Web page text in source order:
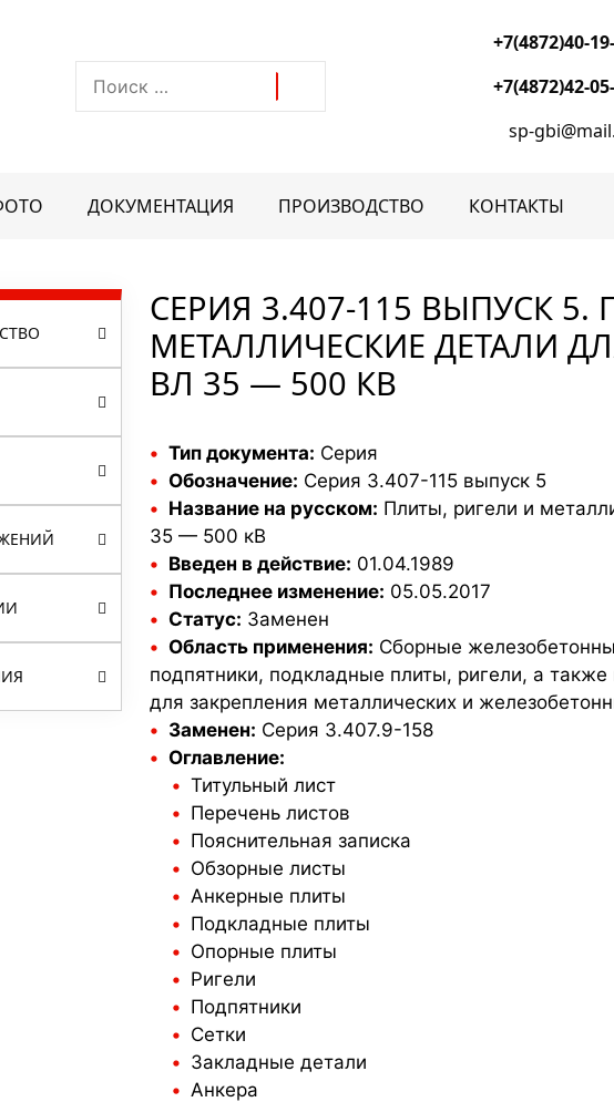
+7(4872)40-
+7(4872)42-
sp-
ДОКУМЕНТАЦИЯ ПРОИЗВОДСТВО КОНТАКТЫ
СЕРИЯ 3.407-115 ВЫПУСК
МЕТАЛЛИЧЕСКИЕ ДЕТАЛИ
ВЛ 35 — 500 КВ
Тип документа: Серия
Обозначение: Серия 3.407-115 выпуск 5
Название на русском: Плиты, ригели и
35 — 500 кВ
Введен в действие: 01.04.1989
Последнее изменение: 05.05.2017
Статус: Заменен
Область применения: Сборные
подпятники, подкладные плиты, ригели, а
для закрепления металлических и
Заменен: Серия 3.407.9-158
Оглавление:
Титульный лист
Перечень листов
Пояснительная записка
Обзорные листы
Анкерные плиты
Подкладные плиты
Опорные плиты
Ригели
Подпятники
Сетки
Закладные детали
Анкера
Лотки
электротехнические
Стойки УСО
Лежни ЛЖ
Плиты подстанций
Стойки СОН
Шпалы ШТ
Опорно-анкерные
плиты
Ригели
Лотки водосточные
Опоры знаков
Укрепление откосов
Лотки водоотводные
Лотки дренажные
Крышки лотков
Перемычки
брусковые
Перемычки плитные
Прогоны
Элементы
ограждения
Фундаментные блоки
Фундаментные
плиты
Лотки теплотрасс
Утяжелители
Плиты канальные
Опорные подушки
Тротуарная плитка
Бордюрный камень
Строительные блоки
Урна